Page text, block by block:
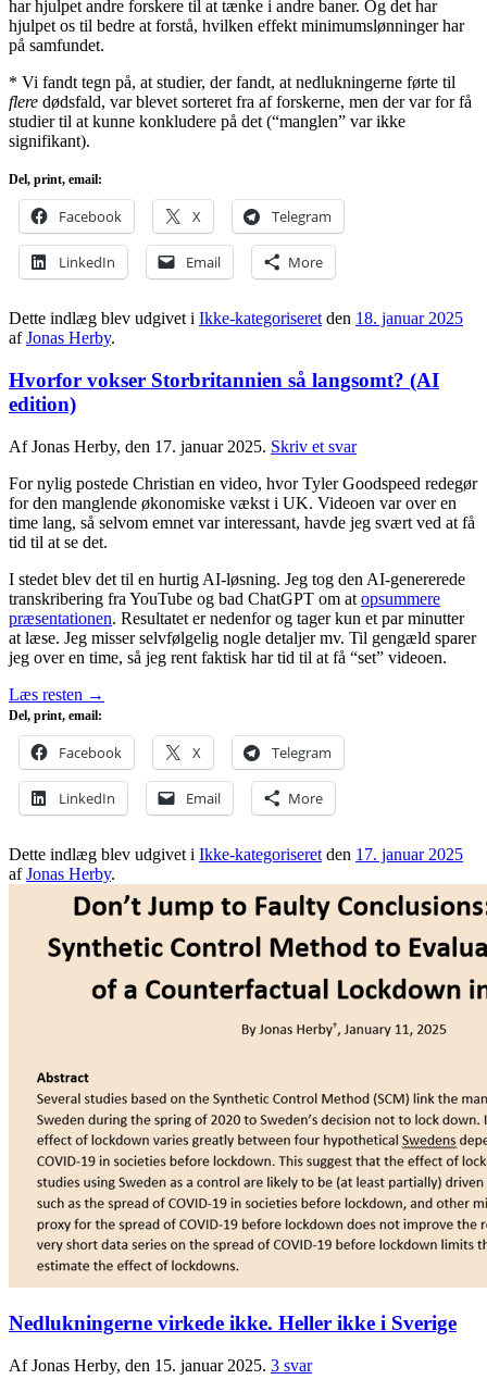
har hjulpet andre forskere til at tænke i andre baner. Og det har
hjulpet os til bedre at forstå, hvilken effekt minimumslønninger har
på samfundet.
* Vi fandt tegn på, at studier, der fandt, at nedlukningerne førte til
flere dødsfald, var blevet sorteret fra af forskerne, men der var for få
studier til at kunne konkludere på det (“manglen” var ikke
signifikant).
Del, print, email:
Facebook X Telegram
LinkedIn Email More
Dette indlæg blev udgivet i Ikke-kategoriseret den 18. januar 2025
afJonas Herby.
Hvorfor vokser Storbritannien så langsomt? (AI
edition)
Af Jonas Herby, den 17. januar 2025. Skriv et svar
For nylig postede Christian en video, hvor Tyler Goodspeed redegør
for den manglende økonomiske vækst i UK. Videoen var over en
time lang, så selvom emnet var interessant, havde jeg svært ved at få
tid til at se det.
I stedet blev det til en hurtig AI-løsning. Jeg tog den AI-genererede
transkribering fra YouTube og bad ChatGPT om at opsummere
præsentationen. Resultatet er nedenfor og tager kun et par minutter
at læse. Jeg misser selvfølgelig nogle detaljer mv. Til gengæld sparer
jeg over en time, så jeg rent faktisk har tid til at få “set” videoen.
Læs resten →
Del, print, email:
Facebook X Telegram
LinkedIn Email More
Dette indlæg blev udgivet i Ikke-kategoriseret den 17. januar 2025
afJonas Herby.
Nedlukningerne virkede ikke. Heller ikke i Sverige
Af Jonas Herby, den 15. januar 2025. 3 svar